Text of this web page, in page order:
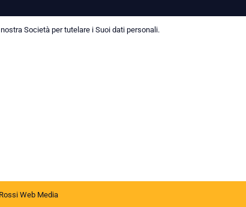
Società per tutelare i Suoi dati personali.
Rossi Web Media